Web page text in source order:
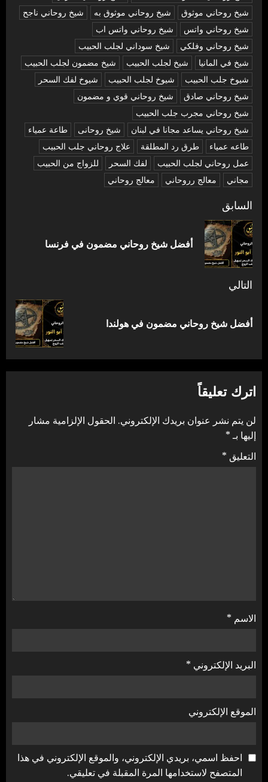
شيخ روحاني موثوق
شيخ روحاني موثوق به
شيخ روحاني ناجح
شيخ روحاني واتس
شيخ روحاني واتس اب
شيخ روحاني وفلكي
شيخ سوداني لجلب الحبيب
شيخ في المانيا
شيخ لجلب الحبيب
شيخ مضمون لجلب الحبيب
شيوخ جلب الحبيب
شيوخ لجلب الحبيب
شيوخ لفك السحر
شیخ روحاني صادق
شیخ روحاني قوي و مضمون
شیخ روحاني مجرب جلب الحبيب
شیخ روحاني يساعد مجانا في لبنان
شیخ روحانی
طاعة عمياء
طاعه عمياء
طرق رد المطلقة
علاج روحاني جلب الحبيب
عمل روحاني لجلب الحبيب
لفك السحر
للزواج من الحبيب
مجاني
معالج رروحاني معالج روحاني
تصفّح
المقالات
السابق
أفضل شيخ روحاني مضمون في فرنسا
التالي
المقالة
أفضل شيخ روحاني مضمون في هولندا
اترك تعليقاً
لن يتم نشر عنوان بريدك الإلكتروني. الحقول الإلزامية مشار
إليها بـ*
التعليق *
الاسم *
البريد الإلكتروني *
الموقع الإلكتروني
احفظ اسمي، بريدي الإلكتروني، والموقع الإلكتروني في هذا
المتصفح لاستخدامها المرة المقبلة في تعليقي.